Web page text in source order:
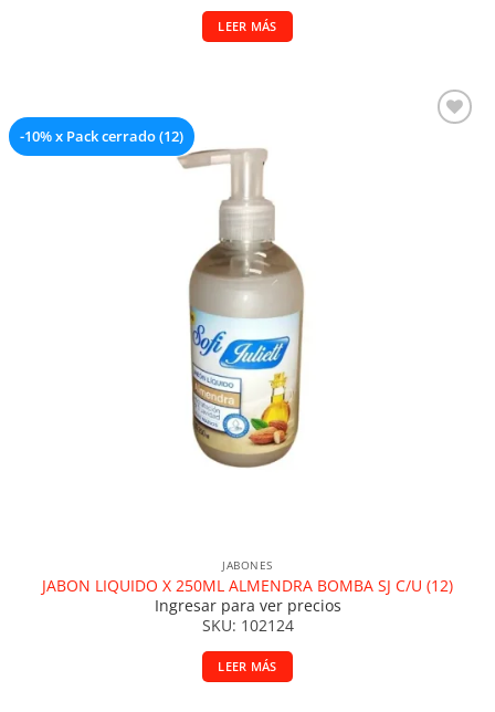
LEER MÁS
-10% x Pack cerrado (12)
JABONES
JABON LIQUIDO X 250ML ALMENDRA BOMBA SJ C/U (12)
Ingresar para ver precios
SKU: 102124
LEER MÁS